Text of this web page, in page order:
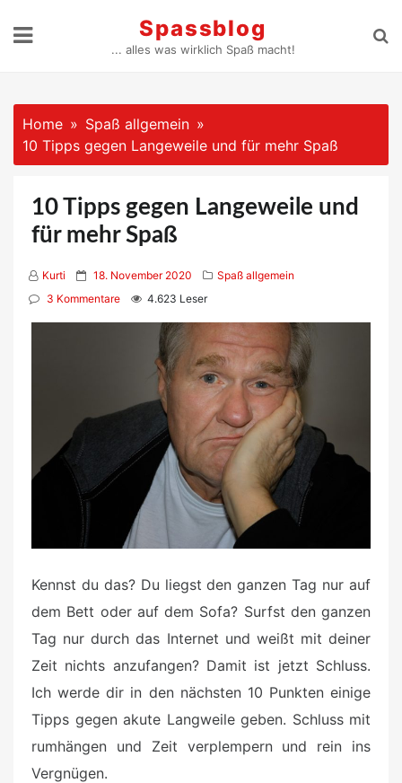
Spassblog
... alles was wirklich Spaß macht!
Home
Spaß allgemein
10 Tipps gegen Langeweile und für mehr Spaß
10 Tipps gegen Langeweile und
für mehr Spaß
Kurti
P
o
18. November 2020
Spaß allgemein
3 Kommentare
4.623 Leser
Kennst du das? Du liegst den ganzen Tag nur auf
dem Bett oder auf dem Sofa? Surfst den ganzen
Tag nur durch das Internet und weißt mit deiner
Zeit nichts anzufangen? Damit ist jetzt Schluss.
Ich werde dir in den nächsten 10 Punkten einige
Tipps gegen akute Langweile geben. Schluss mit
rumhängen und Zeit verplempern und rein ins
Vergnügen.